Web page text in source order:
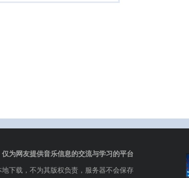
为网友提供音乐信息的交流与学习的平台
下载，不为其版权负责，服务器不会保存